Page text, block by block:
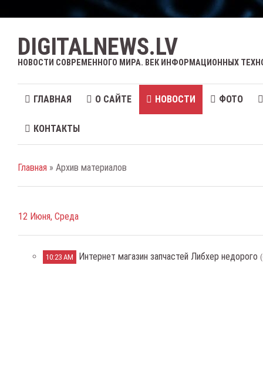
DIGITALNEWS.LV
НОВОСТИ СОВРЕМЕННОГО МИРА. ВЕК ИНФОРМАЦИОННЫХ
ГЛАВНАЯ О САЙТЕ НОВОСТИ ФОТО
КОНТАКТЫ
Главная » Архив материалов
12 Июня, Среда
10:23 AM Интернет магазин запчастей Либхер недорого